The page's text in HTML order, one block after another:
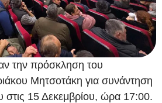
την πρόσκληση του
Μητσοτάκη για συνάντηση
15 Δεκεμβρίου, ώρα 17:00.